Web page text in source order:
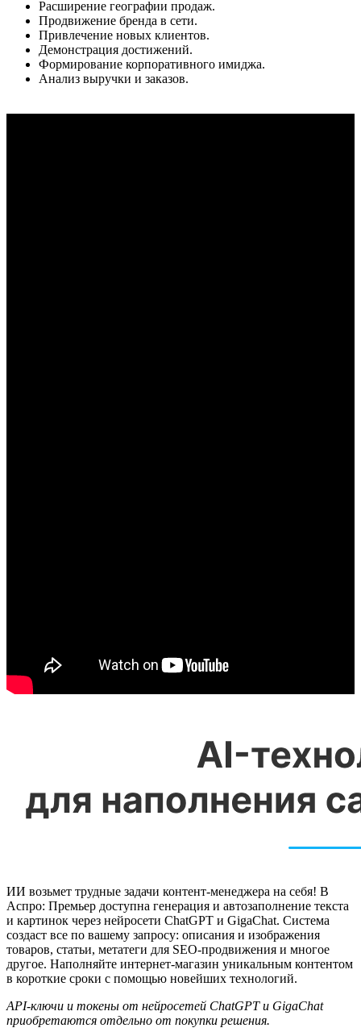
Расширение географии продаж.
Продвижение бренда в сети.
Привлечение новых клиентов.
Демонстрация достижений.
Формирование корпоративного имиджа.
Анализ выручки и заказов.
ИИ возьмет трудные задачи контент-менеджера на себя! В
Аспро: Премьер доступна генерация и автозаполнение текста
и картинок через нейросети ChatGPT и GigaChat. Система
создаст все по вашему запросу: описания и изображения
товаров, статьи, метатеги для SEO-продвижения и многое
другое. Наполняйте интернет-магазин уникальным контентом
в короткие сроки с помощью новейших технологий.
API-ключи и токены от нейросетей ChatGPT и GigaChat
приобретаются отдельно от покупки решения.